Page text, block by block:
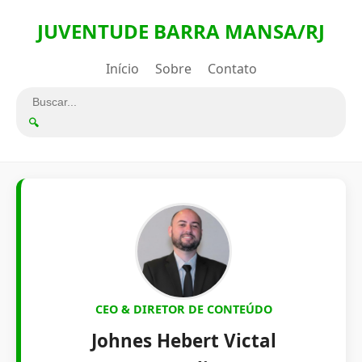
JUVENTUDE BARRA MANSA/RJ
Início Sobre Contato
🔍
CEO & DIRETOR DE CONTEÚDO
Johnes Hebert Victal